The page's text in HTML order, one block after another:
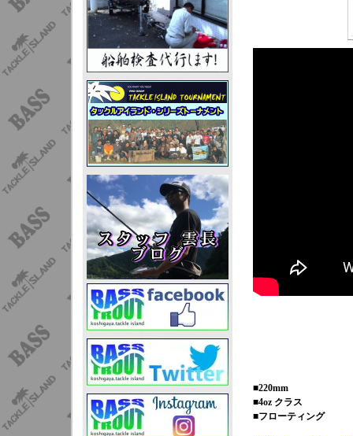
■220mm
■4oz クラス
■フローティング